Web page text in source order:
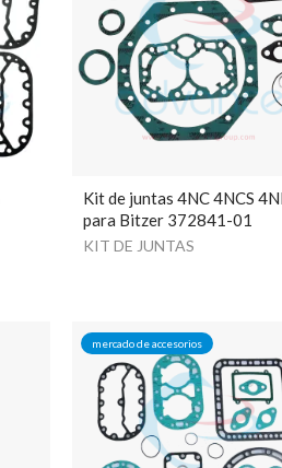
Kit de juntas 4NC 4NCS
para Bitzer 372841-01
KIT DE JUNTAS
mercado de accesorios